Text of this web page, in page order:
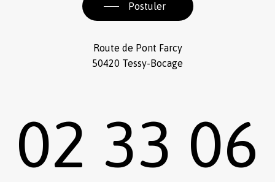
Postuler
Route de Pont Farcy
50420 Tessy-Bocage
02 33 06